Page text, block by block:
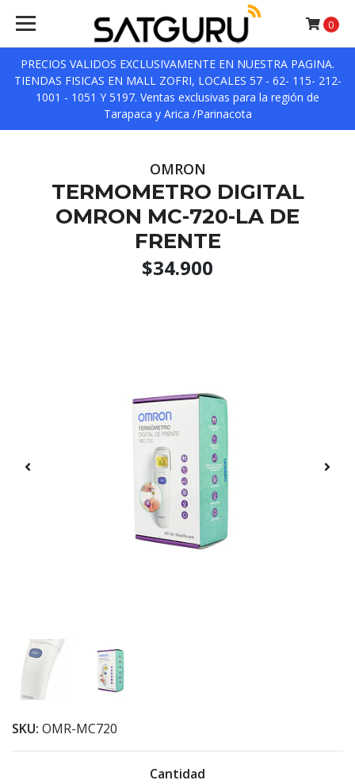
PRECIOS VALIDOS EXCLUSIVAMENTE EN NUESTRA PAGINA.
TIENDAS FISICAS EN MALL ZOFRI, LOCALES 57 - 62- 115- 212-
1001 - 1051 Y 5197. Ventas exclusivas para la región de
Tarapaca y Arica /Parinacota
0
OMRON
TERMOMETRO DIGITAL
OMRON MC-720-LA DE
FRENTE
$34.900
SKU: OMR-MC720
Cantidad